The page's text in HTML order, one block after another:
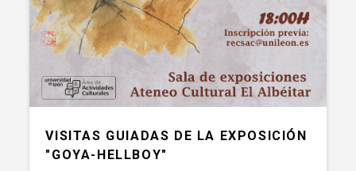
VISITAS GUIADAS DE LA EXPOSICIÓN
"GOYA-HELLBOY"